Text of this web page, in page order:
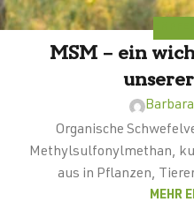
MSM – ein
Organische
Methylsulfonylmethan,
aus in Pflanzen,
MEHR